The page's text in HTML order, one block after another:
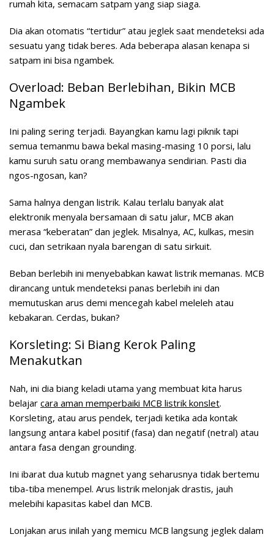
rumah kita, semacam satpam yang siap siaga.
Dia akan otomatis “tertidur” atau jeglek saat mendeteksi ada
sesuatu yang tidak beres. Ada beberapa alasan kenapa si
satpam ini bisa ngambek.
Overload: Beban Berlebihan, Bikin MCB
Ngambek
Ini paling sering terjadi. Bayangkan kamu lagi piknik tapi
semua temanmu bawa bekal masing-masing 10 porsi, lalu
kamu suruh satu orang membawanya sendirian. Pasti dia
ngos-ngosan, kan?
Sama halnya dengan listrik. Kalau terlalu banyak alat
elektronik menyala bersamaan di satu jalur, MCB akan
merasa “keberatan” dan jeglek. Misalnya, AC, kulkas, mesin
cuci, dan setrikaan nyala barengan di satu sirkuit.
Beban berlebih ini menyebabkan kawat listrik memanas. MCB
dirancang untuk mendeteksi panas berlebih ini dan
memutuskan arus demi mencegah kabel meleleh atau
kebakaran. Cerdas, bukan?
Korsleting: Si Biang Kerok Paling
Menakutkan
Nah, ini dia biang keladi utama yang membuat kita harus
belajar cara aman memperbaiki MCB listrik konslet.
Korsleting, atau arus pendek, terjadi ketika ada kontak
langsung antara kabel positif (fasa) dan negatif (netral) atau
antara fasa dengan grounding.
Ini ibarat dua kutub magnet yang seharusnya tidak bertemu
tiba-tiba menempel. Arus listrik melonjak drastis, jauh
melebihi kapasitas kabel dan MCB.
Lonjakan arus inilah yang memicu MCB langsung jeglek dalam